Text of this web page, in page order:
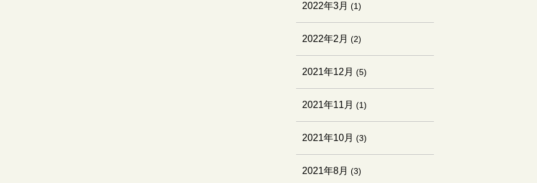
2022年3月 (1)
2022年2月 (2)
2021年12月 (5)
2021年11月 (1)
2021年10月 (3)
2021年8月 (3)